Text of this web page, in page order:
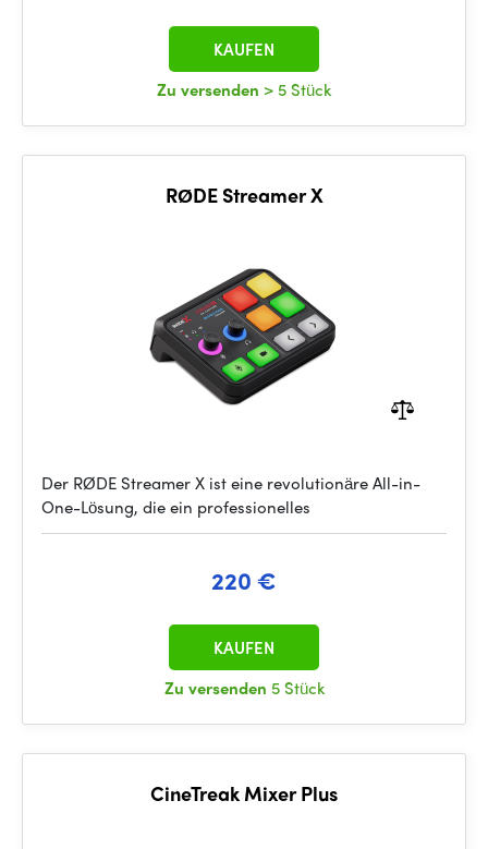
Zu versenden > 5 Stück
KAUFEN
RØDE Streamer X
Der RØDE Streamer X ist eine revolutionäre All-in-
One-Lösung, die ein professionelles
220 €
Zu versenden 5 Stück
KAUFEN
CineTreak Mixer Plus